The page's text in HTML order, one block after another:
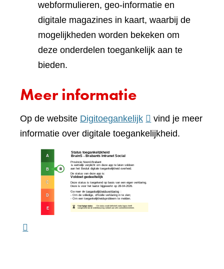
webformulieren, geo-informatie en
digitale magazines in kaart, waarbij de
mogelijkheden worden bekeken om
deze onderdelen toegankelijk aan te
bieden.
Meer informatie
Op de website Digitoegankelijk(verwijst
naar
vind je meer
informatie over digitale toegankelijkheid.